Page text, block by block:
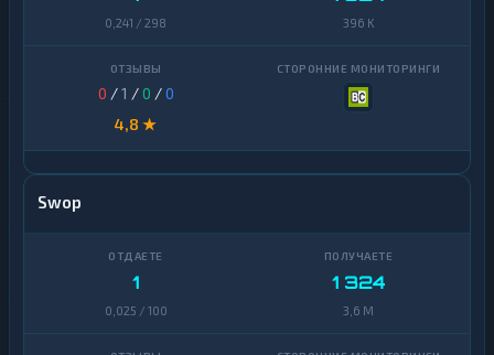
0,241 / 298 396 K
0 /1 /0 /0
4,8 ★
Swop
1
0,025 / 100
1 324
3,6 M